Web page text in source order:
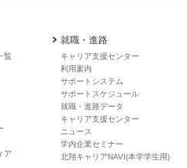
覧
ア
就職・進路
キャリア支援センター
利用案内
サポートシステム
サポートスケジュール
就職・進路データ
キャリア支援センター
ニュース
学内企業セミナー
北翔キャリアNAVI(本学学生用)